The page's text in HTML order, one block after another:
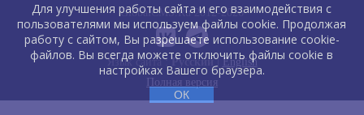
GlobalCMS.Ru 2012-2026
Язык сайта :Русский| English
Полная версия
Для улучшения работы сайта и его взаимодействия с
пользователями мы используем файлы cookie. Продолжая
работу с сайтом, Вы разрешаете использование cookie-
файлов. Вы всегда можете отключить файлы cookie в
настройках Вашего браузера.
ОК